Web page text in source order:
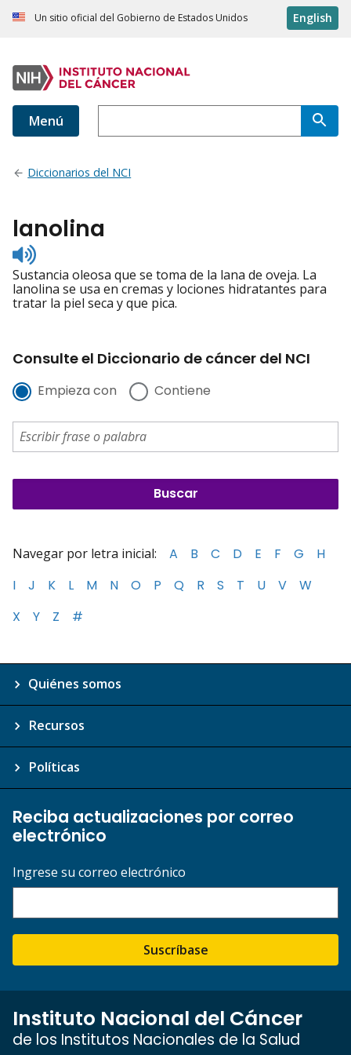
Un sitio oficial del Gobierno de Estados Unidos English
Menú
Diccionarios del NCI
lanolina
Listen
to
pronunciation
Sustancia oleosa que se toma de la lana de oveja. La
lanolina se usa en cremas y lociones hidratantes para
tratar la piel seca y que pica.
Consulte el Diccionario de cáncer del NCI
Empieza con Contiene
Navegar por letra inicial: A B C D E F G
H
I
J K L M N O P Q R S T U V
W
X
Y Z #
Quiénes somos
Recursos
Políticas
Reciba actualizaciones por correo
electrónico
Ingrese su correo electrónico
Suscríbase
Instituto Nacional del Cáncer
de los Institutos Nacionales de la Salud